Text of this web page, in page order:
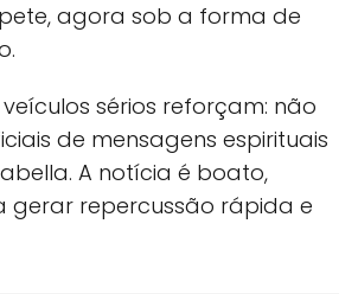
agora sob a forma de
veículos sérios reforçam: não
de mensagens espirituais
A notícia é boato,
repercussão rápida e